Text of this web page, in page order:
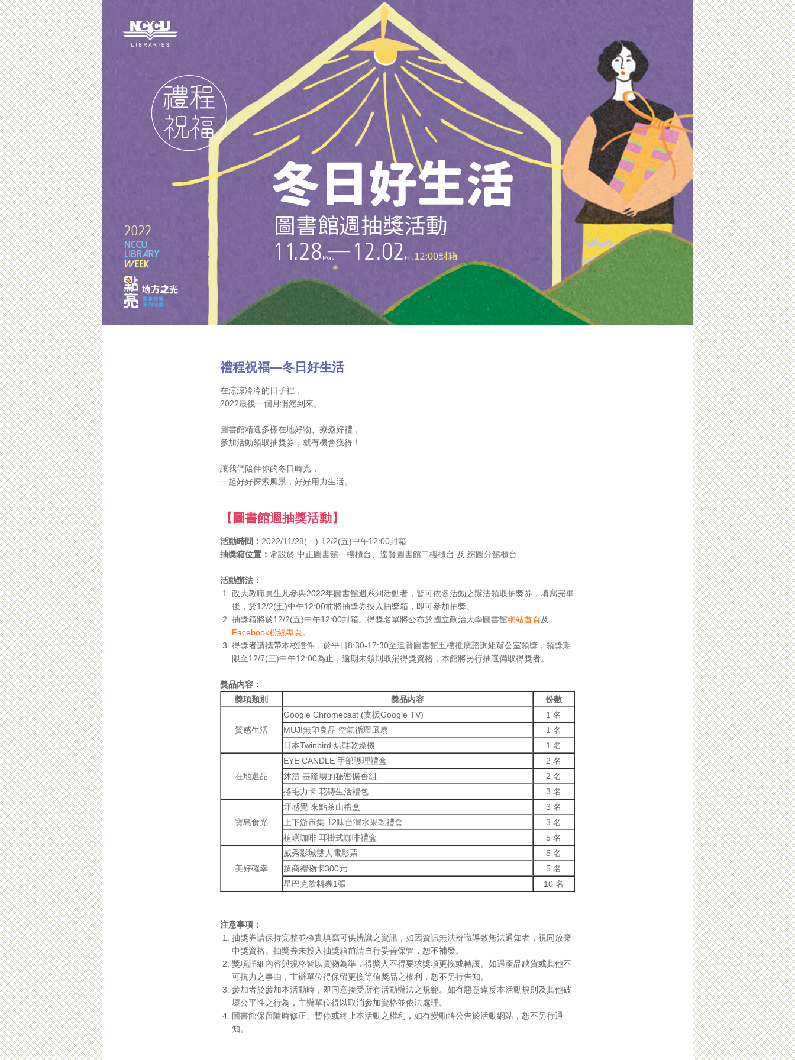
禮程祝福—冬日好生活
在涼涼冷冷的日子裡，
2022最後一個月悄然到來。
圖書館精選多樣在地好物、療癒好禮，
參加活動領取抽獎券，就有機會獲得！
讓我們陪伴你的冬日時光，
一起好好探索風景，好好用力生活。
【圖書館週抽獎活動】
活動時間： 2022/11/28(一)-12/2(五)中午12:00封箱
抽獎箱位置： 常設於 中正圖書館一樓櫃台、達賢圖書館二樓櫃台 及 綜圖分館櫃台
活動辦法：
政大教職員生凡參與2022年圖書館週系列活動者，皆可依各活動之辦法領取抽獎券，填寫完畢
後，於12/2(五)中午12:00前將抽獎券投入抽獎箱，即可參加抽獎。
抽獎箱將於12/2(五)中午12:00封箱。得獎名單將公布於國立政治大學圖書館網站首頁及
Facebook粉絲專頁。
得獎者請攜帶本校證件，於平日8:30-17:30至達賢圖書館五樓推廣諮詢組辦公室領獎，領獎期
限至12/7(三)中午12:00為止，逾期未領則取消得獎資格，本館將另行抽選備取得獎者。
獎品內容：
獎項類別
獎品內容 份數
質感生活
Google Chromecast (支援Google TV)
1 名
MUJI無印良品 空氣循環風扇
1 名
日本Twinbird 烘鞋乾燥機
1 名
在地選品
EYE CANDLE 手部護理禮盒
2 名
沐澧 基隆嶼的秘密擴香組
2 名
捲毛力卡 花磚生活禮包
3 名
寶島食光
坪感覺 來點茶山禮盒
3 名
上下游市集 12味台灣水果乾禮盒
3 名
植嶼咖啡 耳掛式咖啡禮盒
5 名
美好確幸
威秀影城雙人電影票
5 名
超商禮物卡300元
5 名
星巴克飲料券1張
10 名
注意事項：
抽獎券請保持完整並確實填寫可供辨識之資訊，如因資訊無法辨識導致無法通知者，視同放棄
中獎資格。抽獎券未投入抽獎箱前請自行妥善保管，恕不補發。
獎項詳細內容與規格皆以實物為準，得獎人不得要求獎項更換或轉讓。如遇產品缺貨或其他不
可抗力之事由，主辦單位得保留更換等值獎品之權利，恕不另行告知。
參加者於參加本活動時，即同意接受所有活動辦法之規範。如有惡意違反本活動規則及其他破
壞公平性之行為，主辦單位得以取消參加資格並依法處理。
圖書館保留隨時修正、暫停或終止本活動之權利，如有變動將公告於活動網站，恕不另行通
知。